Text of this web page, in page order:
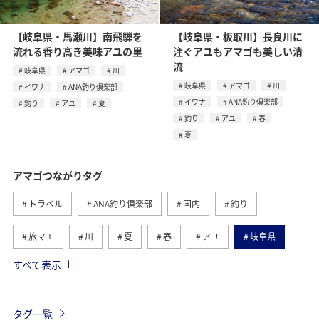
【岐阜県・馬瀬川】南飛騨を
流れる香り高き美味アユの里
岐阜県 アマゴ
川
イワナ
ANA釣り倶楽部
釣り
アユ 夏
【岐阜県・板取川】長良川に
注ぐアユもアマゴも美しい清
流
岐阜県 アマゴ
川
イワナ
ANA釣り倶楽部
釣り
アユ
春
夏
アマゴつながりタグ
トラベル ANA釣り倶楽部 国内 釣り
旅マエ 川 夏 春 アユ 岐阜県
和歌山県
すべて表示
タグ一覧